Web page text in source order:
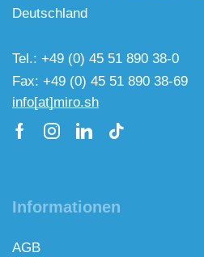
Deutschland
Tel.: +49 (0) 45 51 890 38-0
Fax: +49 (0) 45 51 890 38-69
info[at]miro.sh
Informationen
AGB